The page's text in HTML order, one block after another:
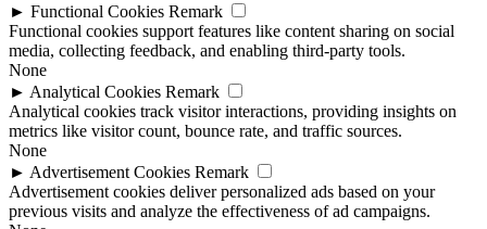
► Functional Cookies Remark
Functional cookies support features like content sharing on social
media, collecting feedback, and enabling third-party tools.
None
► Analytical Cookies Remark
Analytical cookies track visitor interactions, providing insights on
metrics like visitor count, bounce rate, and traffic sources.
None
► Advertisement Cookies Remark
Advertisement cookies deliver personalized ads based on your
previous visits and analyze the effectiveness of ad campaigns.